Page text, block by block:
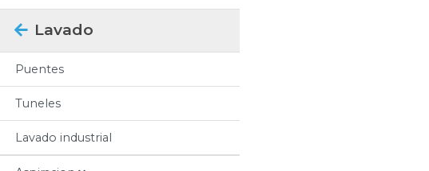
Lavado
Puentes
Tuneles
Lavado industrial